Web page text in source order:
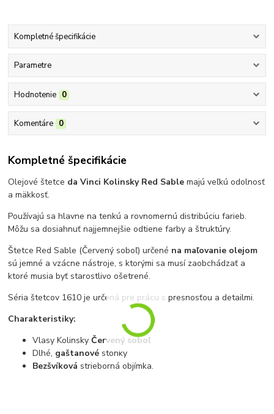
Kompletné špecifikácie
Parametre
Hodnotenie 0
Komentáre 0
Kompletné špecifikácie
Olejové štetce da Vinci Kolinsky Red Sable majú veľkú odolnosť
a mäkkosť.
Používajú sa hlavne na tenkú a rovnomernú distribúciu farieb.
Môžu sa dosiahnuť najjemnejšie odtiene farby a štruktúry.
Štetce Red Sable (Červený soboľ) určené na maľovanie olejom
sú jemné a vzácne nástroje, s ktorými sa musí zaobchádzať a
ktoré musia byť starostlivo ošetrené.
Séria štetcov 1610 je určená pre prácu s presnosťou a detailmi.
Charakteristiky:
Vlasy KolinskyČervený soboľ
Dlhé, gaštanové stonky
Bezšvíková strieborná objímka.